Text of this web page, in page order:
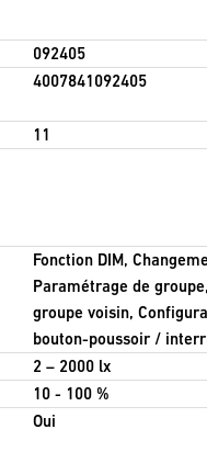
092405
4007841092405
11
Fonction DIM,
Paramétrage de
groupe voisin,
bouton-poussoir /
2 – 2000 lx
10 - 100 %
Oui